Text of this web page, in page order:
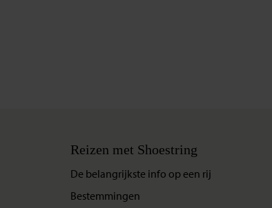
Reizen met Shoestring
De belangrijkste info op een rij
Bestemmingen